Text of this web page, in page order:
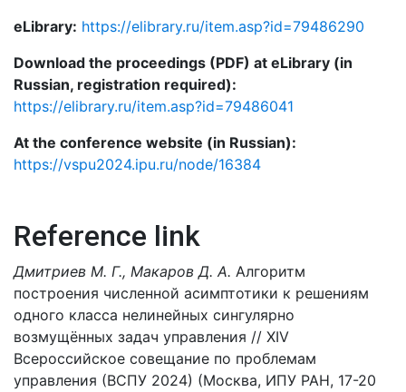
eLibrary: https://elibrary.ru/item.asp?id=79486290
Download the proceedings (PDF) at eLibrary (in
Russian, registration required):
https://elibrary.ru/item.asp?id=79486041
At the conference website (in Russian):
https://vspu2024.ipu.ru/node/16384
Reference link
Дмитриев М. Г., Макаров Д. А. Алгоритм
построения численной асимптотики к решениям
одного класса нелинейных сингулярно
возмущённых задач управления // XIV
Всероссийское совещание по проблемам
управления (ВСПУ 2024) (Москва, ИПУ РАН, 17-20